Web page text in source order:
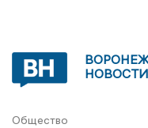
НОВОСТИ
Общество